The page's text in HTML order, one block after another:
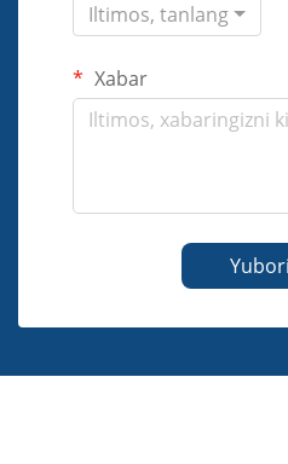
Iltimos, tanlang
Xabar